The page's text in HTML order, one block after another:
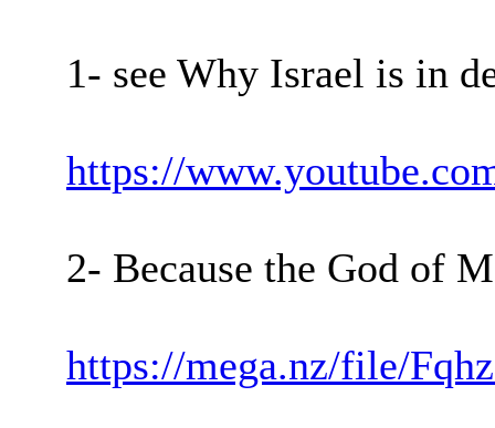
1- see Why Israel is in
https://
2- Because the God of
https://mega.nz/file/